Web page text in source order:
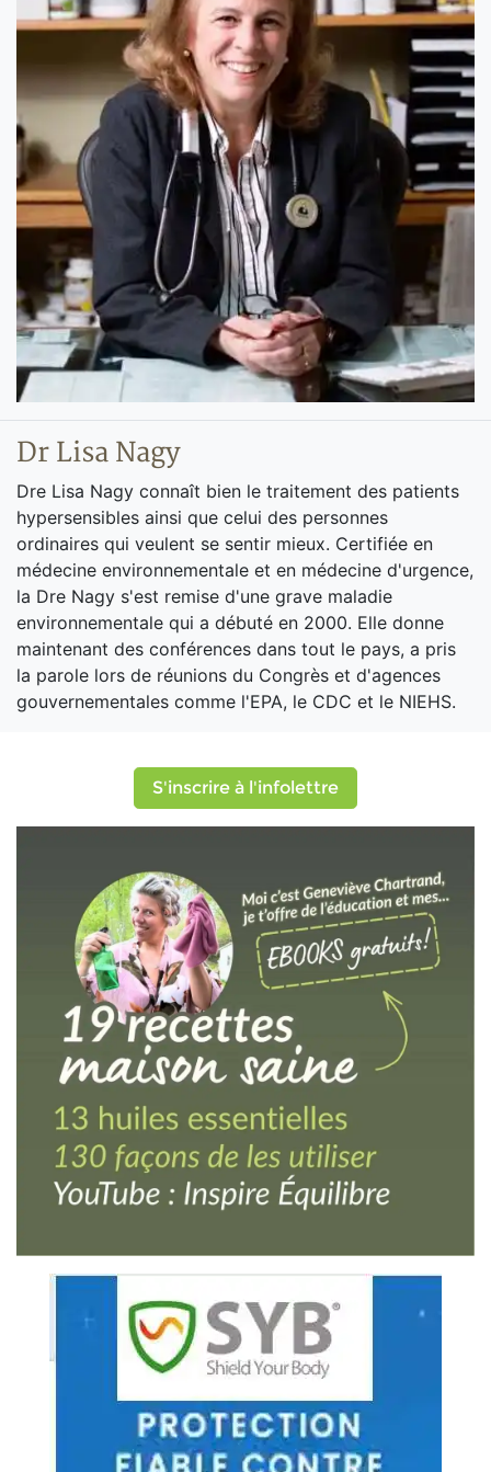
Dr Lisa Nagy
Dre Lisa Nagy connaît bien le traitement des patients
hypersensibles ainsi que celui des personnes
ordinaires qui veulent se sentir mieux. Certifiée en
médecine environnementale et en médecine d'urgence,
la Dre Nagy s'est remise d'une grave maladie
environnementale qui a débuté en 2000. Elle donne
maintenant des conférences dans tout le pays, a pris
la parole lors de réunions du Congrès et d'agences
gouvernementales comme l'EPA, le CDC et le NIEHS.
S'inscrire à l'infolettre